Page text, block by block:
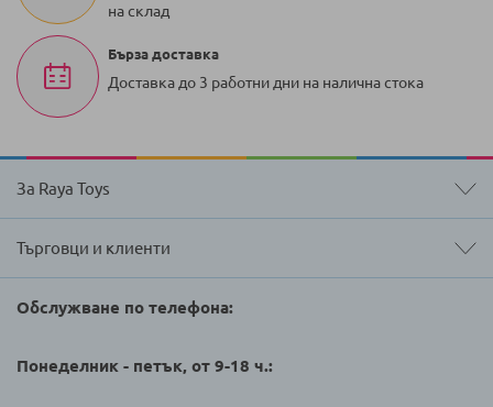
на склад
Бърза доставка
Доставка до 3 работни дни на налична стока
За Raya Toys
Търговци и клиенти
Обслужване по телефона:
Понеделник - петък, от 9-18 ч.: